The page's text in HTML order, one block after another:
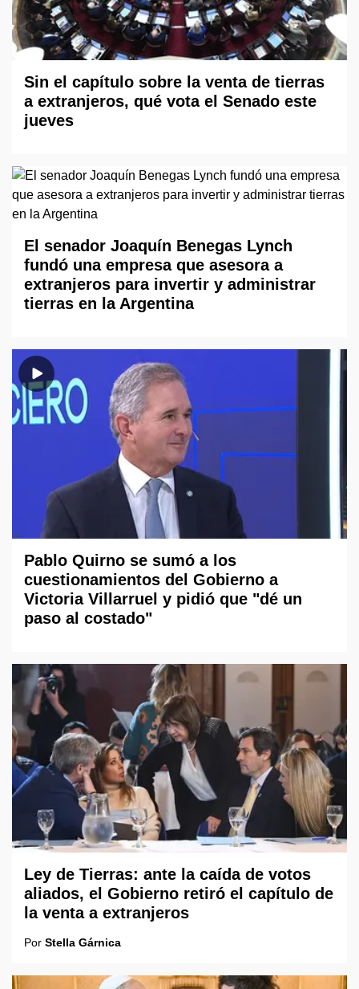
Sin el capítulo sobre la venta de tierras
a extranjeros, qué vota el Senado este
jueves
El senador Joaquín Benegas Lynch
fundó una empresa que asesora a
extranjeros para invertir y administrar
tierras en la Argentina
Pablo Quirno se sumó a los
cuestionamientos del Gobierno a
Victoria Villarruel y pidió que "dé un
paso al costado"
Ley de Tierras: ante la caída de votos
aliados, el Gobierno retiró el capítulo de
la venta a extranjeros
Por Stella Gárnica